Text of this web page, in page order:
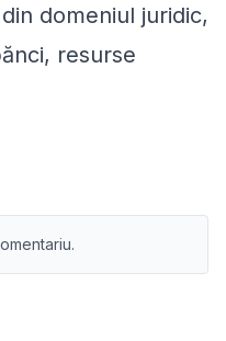
domeniul juridic,
resurse